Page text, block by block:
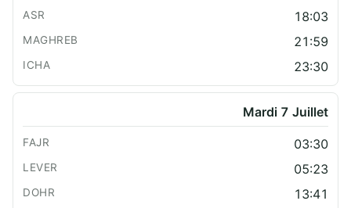
18:03
21:59
23:30
Mardi 7 Juillet
03:30
05:23
13:41